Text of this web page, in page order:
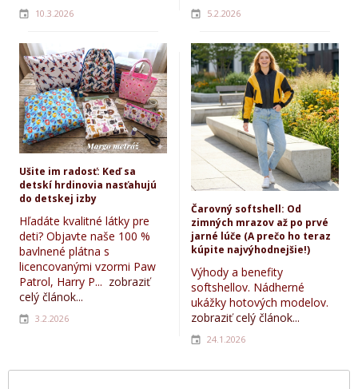
10.3.2026 5.2.2026
Ušite im radosť: Keď sa
detskí hrdinovia nasťahujú
do detskej izby
Hľadáte kvalitné látky pre
deti? Objavte naše 100 %
bavlnené plátna s
licencovanými vzormi Paw
Patrol, Harry P... zobraziť
celý článok...
3.2.2026
Čarovný softshell: Od
zimných mrazov až po prvé
jarné lúče (A prečo ho teraz
kúpite najvýhodnejšie!)
Výhody a benefity
softshellov. Nádherné
ukážky hotových modelov.
zobraziť celý článok...
24.1.2026